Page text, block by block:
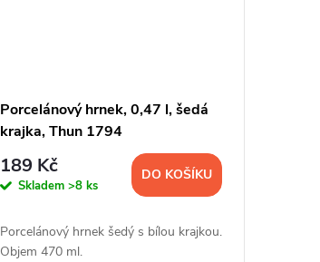
Porcelánový hrnek, 0,47 l, šedá
krajka, Thun 1794
189 Kč
Skladem >8 ks
DO KOŠÍKU
Porcelánový hrnek šedý s bílou krajkou.
Objem 470 ml.